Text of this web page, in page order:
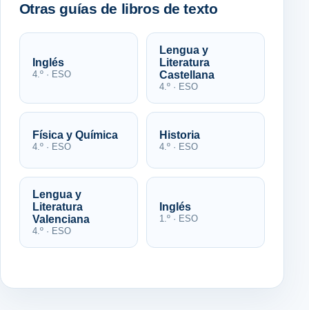
Otras guías de libros de texto
Inglés
4.º · ESO
Lengua y
Literatura
Castellana
4.º · ESO
Física y Química
4.º · ESO
Historia
4.º · ESO
Lengua y
Literatura
Valenciana
4.º · ESO
Inglés
1.º · ESO